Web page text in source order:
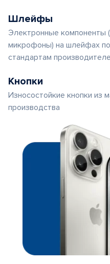
Шлейфы
Электронные компоненты
микрофоны) на шлейфах
стандартам
Кнопки
Износостойкие кнопки из
производства